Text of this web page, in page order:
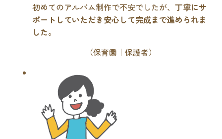
初めてのアルバム制作で不安でしたが、丁寧にサ
ポートしていただき安心して完成まで進められま
した。
（保育園｜保護者）